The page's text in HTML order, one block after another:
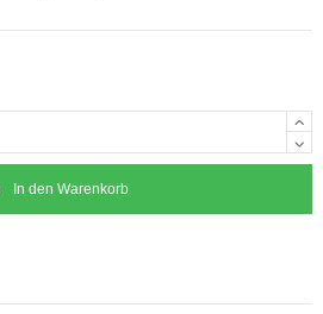
In den Warenkorb